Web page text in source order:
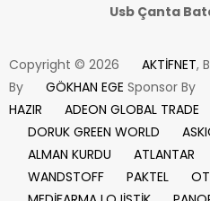
Usb Çanta
Copyright © 2026 AKTİFNET,
By
GÖKHAN EGE Sponsor By
HAZIR
ADEON GLOBAL TRADE
DORUK GREEN WORLD
ALMAN KURDU
ATLANTAR
WANDSTOFF
PAKTEL